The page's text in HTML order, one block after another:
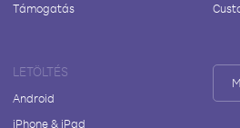
Támogatás
LETÖLTÉS
Android
iPhone & iPad